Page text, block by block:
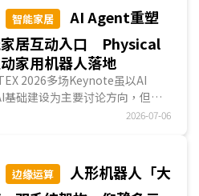
納米规模化量产，其芯片布局由
未来亦具延伸至人形机器人等
智能家居
AI Agent重塑
居互动入口 Physical
家用机器人落地
2026多场Keynote虽以AI
础建设为主要讨论方向，但从
与恩智浦(NXP)分别提
切入，聚焦家用机器人由概念
整体而言，智能家居正由过去聯網
2026-07-06
边缘运算
人形机器人「大